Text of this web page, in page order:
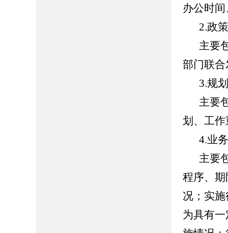
办公时
2.政
主要
部门联
3.规
主要
划、工
4.业
主要
程序、
况；实
为具有